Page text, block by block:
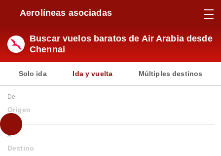
Aerolíneas asociadas
Buscar vuelos baratos de Air Arabia desde
Chennai
Solo ida Ida y vuelta Múltiples destinos
De
Origen
A
Destino